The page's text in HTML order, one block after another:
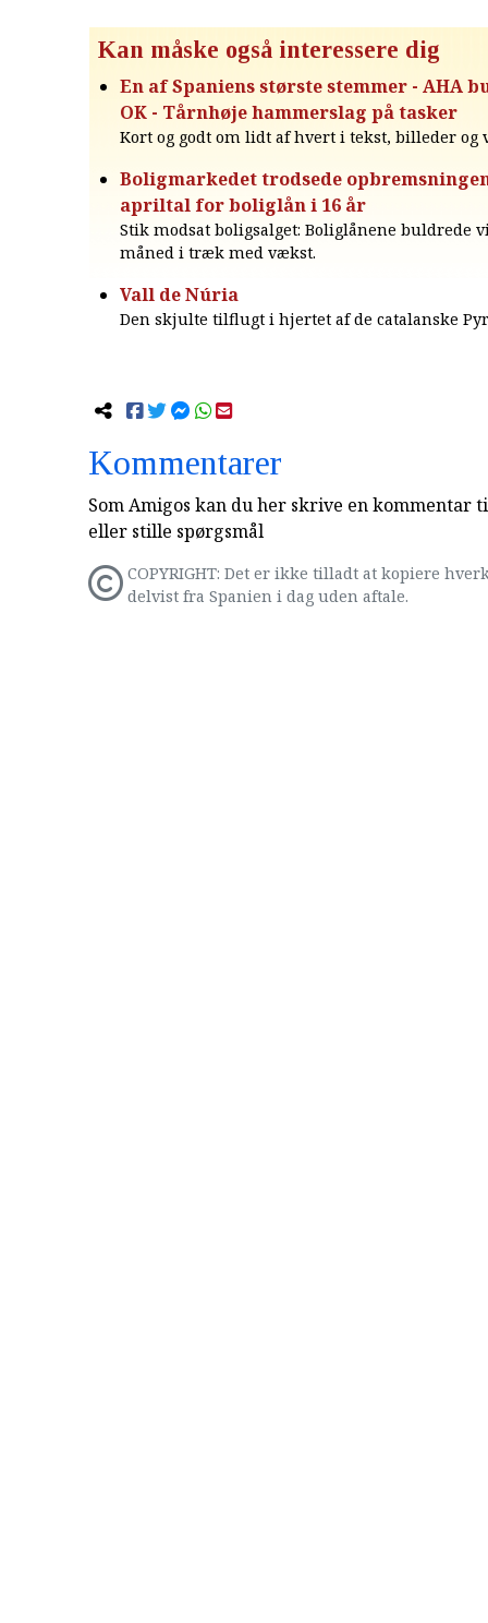
Kan måske også interessere dig
En af Spaniens største stemmer - AHA
OK - Tårnhøje hammerslag på tasker
Kort og godt om lidt af hvert i tekst, billeder og
Boligmarkedet trodsede
apriltal for boliglån i 16 år
Stik modsat boligsalget: Boliglånene buldrede
måned i træk med vækst.
Vall de Núria
Den skjulte tilflugt i hjertet af de catalanske
Kommentarer
Som Amigos kan du her skrive en kommentar
eller stille spørgsmål
COPYRIGHT: Det er ikke tilladt at kopiere
delvist fra Spanien i dag uden aftale.